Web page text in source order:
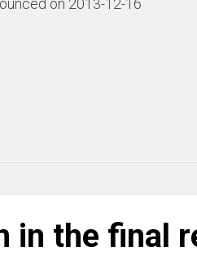
on 2013-12-16
in the final